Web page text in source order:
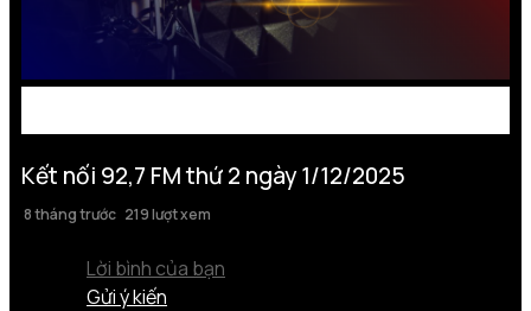
Kết nối 92,7 FM thứ 2 ngày 1/12/2025
8 tháng trước 219 lượt xem
Lời bình của bạn
Gửi ý kiến